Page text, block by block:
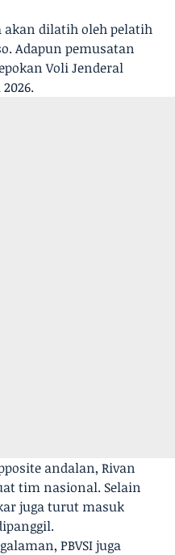
dilatih oleh pelatih
Adapun pemusatan
Voli Jenderal
andalan, Rivan
tim nasional. Selain
juga turut masuk
PBVSI juga